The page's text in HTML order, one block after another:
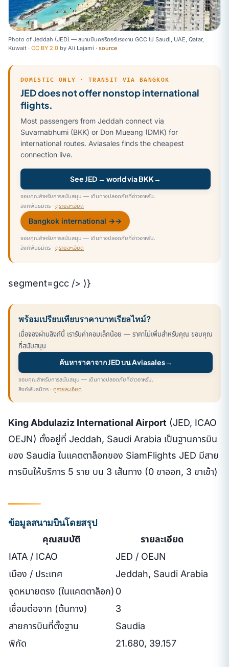
Photo of Jeddah (JED) — สนามบินคอริดอร์แรงงาน GCC ไป Saudi, UAE, Qatar,
Kuwait · CC BY 2.0 by Ali Lajami · source
DOMESTIC ONLY · TRANSIT VIA BANGKOK
JED does not offer nonstop international
flights.
Most passengers from Jeddah connect via
Suvarnabhumi (BKK) or Don Mueang (DMK) for
international routes. Aviasales finds the cheapest
connection live.
See JED → world via BKK→
ขอบคุณสำหรับการสนับสนุน — เดินทางปลอดภัยที่อ่าวอาหรับ.
ลิงก์พันธมิตร · ดูรายละเอียด
Bangkok international →→
ขอบคุณสำหรับการสนับสนุน — เดินทางปลอดภัยที่อ่าวอาหรับ.
ลิงก์พันธมิตร · ดูรายละเอียด
segment=gcc /> )}
พร้อมเปรียบเทียบราคาบาทเรียลไทม์?
เมื่อจองผ่านลิงก์นี้ เรารับค่าคอมเล็กน้อย — ราคาไม่เพิ่มสำหรับคุณ ขอบคุณ
ที่สนับสนุน
ค้นหาราคาจาก JED บน Aviasales→
ขอบคุณสำหรับการสนับสนุน — เดินทางปลอดภัยที่อ่าวอาหรับ.
ลิงก์พันธมิตร · ดูรายละเอียด
King Abdulaziz International Airport (JED, ICAO
OEJN) ตั้งอยู่ที่ Jeddah, Saudi Arabia เป็นฐานการบิน
ของ Saudia ในแคตตาล็อกของ SiamFlights JED มีสาย
การบินให้บริการ 5 ราย บน 3 เส้นทาง (0 ขาออก, 3 ขาเข้า)
ข้อมูลสนามบินโดยสรุป
คุณสมบัติ
รายละเอียด
IATA / ICAO
JED / OEJN
เมือง / ประเทศ
Jeddah, Saudi Arabia
จุดหมายตรง (ในแคตตาล็อก) 0
เชื่อมต่อจาก (ต้นทาง)
3
สายการบินที่ตั้งฐาน
Saudia
พิกัด
21.680, 39.157